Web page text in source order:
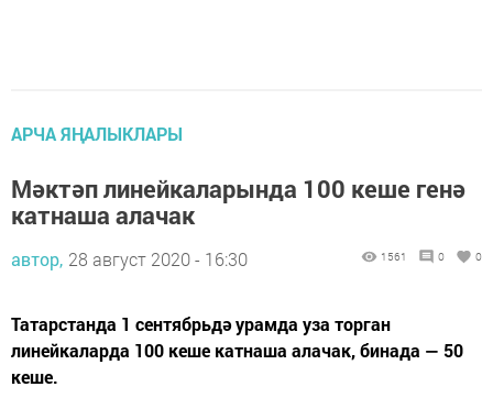
АРЧА ЯҢАЛЫКЛАРЫ
Мәктәп линейкаларында 100 кеше генә
катнаша алачак
автор, 28 август 2020 - 16:30 1561 0 0
Татарстанда 1 сентябрьдә урамда уза торган
линейкаларда 100 кеше катнаша алачак, бинада — 50
кеше.